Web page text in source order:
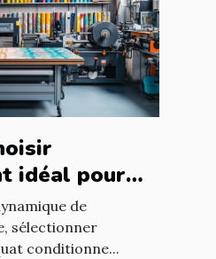
idéal pour
de
sélectionner
conditionne...